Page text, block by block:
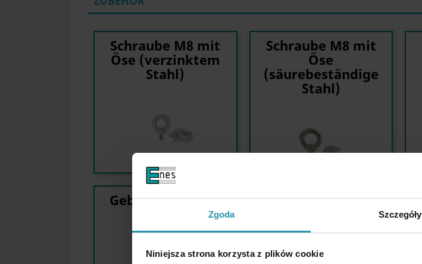
Zgoda Szczegóły
Niniejsza strona korzysta z plików cookie
Schraube M8 mit
Öse (verzinktem
Stahl)
Schraube M8 mit
Öse
(säurebeständige
Stahl)
Gebogene Haken